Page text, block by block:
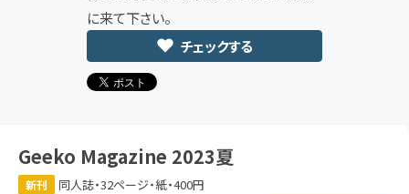
に来て下さい。
チェックする
Geeko Magazine 2023夏
新刊 同人誌・32ページ・紙・400円